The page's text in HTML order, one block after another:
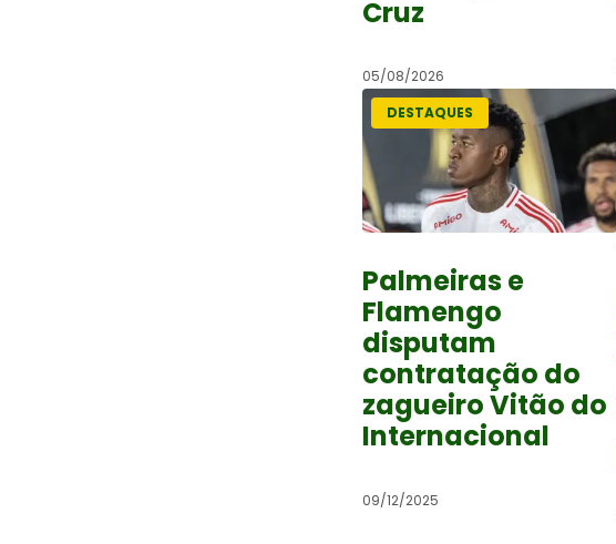
Cruz
05/08/2026
DESTAQUES
Palmeiras e
Flamengo
disputam
contratação do
zagueiro Vitão do
Internacional
09/12/2025